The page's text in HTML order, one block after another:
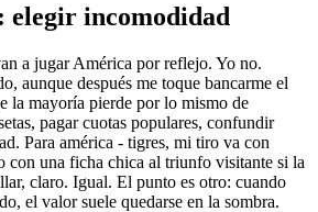
incomodidad
a jugar América por reflejo. Yo no.
aunque después me toque bancarme el
la mayoría pierde por lo mismo de
pagar cuotas populares, confundir
Para américa - tigres, mi tiro va con
con una ficha chica al triunfo visitante si la
claro. Igual. El punto es otro: cuando
el valor suele quedarse en la sombra.